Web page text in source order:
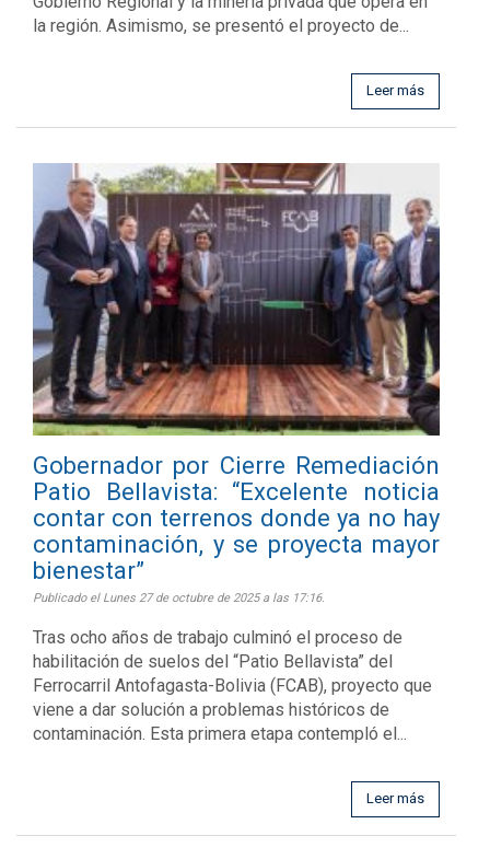
la región. Asimismo, se presentó el proyecto de...
Leer más
Gobernador por Cierre Remediación
Patio Bellavista: “Excelente noticia
contar con terrenos donde ya no hay
contaminación, y se proyecta mayor
bienestar”
Publicado el Lunes 27 de octubre de 2025 a las 17:16.
Tras ocho años de trabajo culminó el proceso de
habilitación de suelos del “Patio Bellavista” del
Ferrocarril Antofagasta-Bolivia (FCAB), proyecto que
viene a dar solución a problemas históricos de
contaminación. Esta primera etapa contempló el...
Leer más